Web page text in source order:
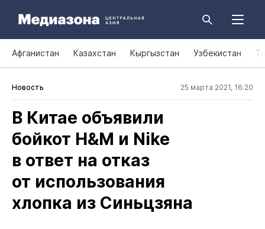
Афганистан Казахстан Кыргызстан Узбекистан
Новость 25 марта 2021, 16:20
В Китае объявили
бойкот H&M и Nike
в ответ на отказ
от использования
хлопка из Синьцзяна